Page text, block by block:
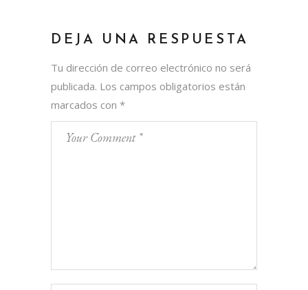
DEJA UNA RESPUESTA
Tu dirección de correo electrónico no será
publicada. Los campos obligatorios están
marcados con *